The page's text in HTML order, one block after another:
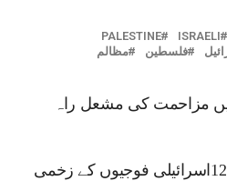
ISRAELI
PALESTINE
فلسطین مظالم
مزاحمت کی مشعل راہ
قلندیہ کیمپ پرحملے میں 12اسرائیلی فوجیوں کے زخمی